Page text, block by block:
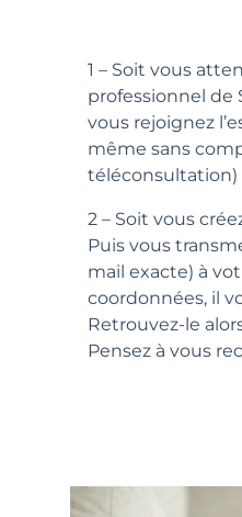
1 – Soit vous
professionnel de
vous rejoignez
même sans
téléconsultation)
2 – Soit vous
Puis vous
mail exacte) à
coordonnées, il
Retrouvez-le
Pensez à vous